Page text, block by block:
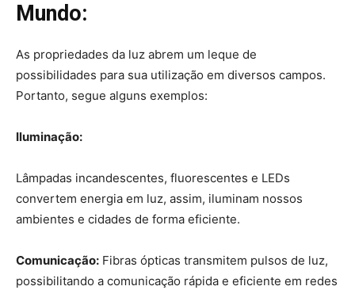
Mundo:
As propriedades da luz abrem um leque de
possibilidades para sua utilização em diversos campos.
Portanto, segue alguns exemplos:
Iluminação:
Lâmpadas incandescentes, fluorescentes e LEDs
convertem energia em luz, assim, iluminam nossos
ambientes e cidades de forma eficiente.
Comunicação: Fibras ópticas transmitem pulsos de luz,
possibilitando a comunicação rápida e eficiente em redes